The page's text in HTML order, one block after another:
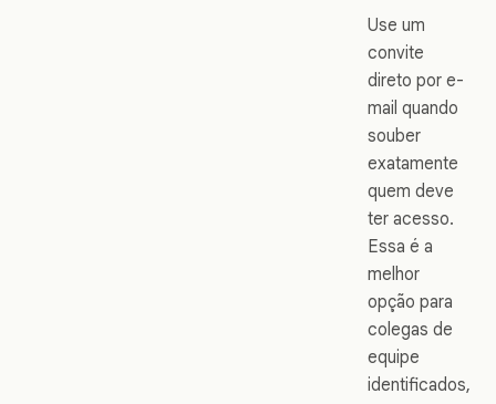
Use um
convite
direto por e-
mail quando
souber
exatamente
quem deve
ter acesso.
Essa é a
melhor
opção para
colegas de
equipe
identificados,